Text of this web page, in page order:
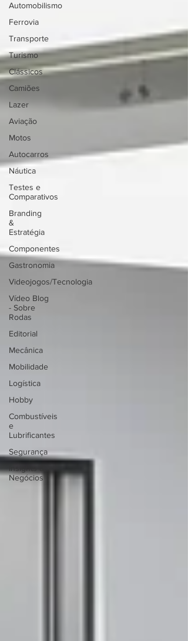
Automobilismo
Ferrovia
Transporte
Turismo
Clássicos
Camiões
Lazer
Aviação
Motos
Autocarros
Náutica
Testes e
Comparativos
Branding
&
Estratégia
Componentes
Gastronomia
Videojogos/Tecnologia
Vídeo Blog
- Sobre
Rodas
Editorial
Mecânica
Mobilidade
Logística
Hobby
Combustíveis
e
Lubrificantes
Segurança
Insights &
Negócios